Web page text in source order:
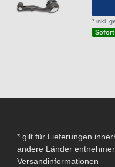
*inkl.
Sofort
* gilt für Lieferungen
andere Länder
Versandinformationen